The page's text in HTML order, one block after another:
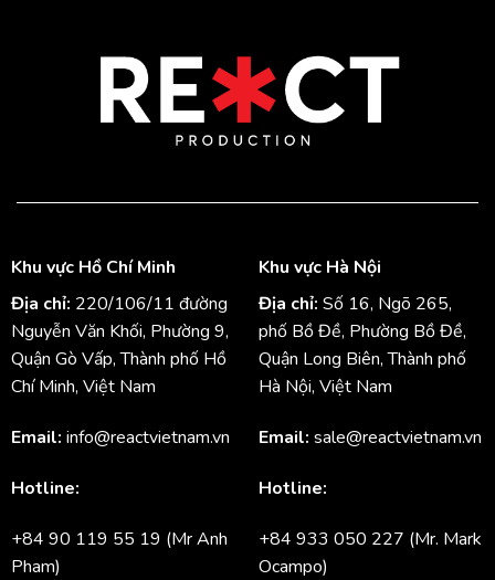
Khu vực Hồ Chí Minh
Địa chỉ: 220/106/11 đường
Nguyễn Văn Khối, Phường 9,
Quận Gò Vấp, Thành phố Hồ
Chí Minh, Việt Nam
Email: info@reactvietnam.vn
Hotline:
+84 90 119 55 19 (Mr Anh
Pham)
Khu vực Hà Nội
Địa chỉ: Số 16, Ngõ 265,
phố Bồ Đề, Phường Bồ Đề,
Quận Long Biên, Thành phố
Hà Nội, Việt Nam
Email: sale@reactvietnam.vn
Hotline:
+84 933 050 227 (Mr. Mark
Ocampo)